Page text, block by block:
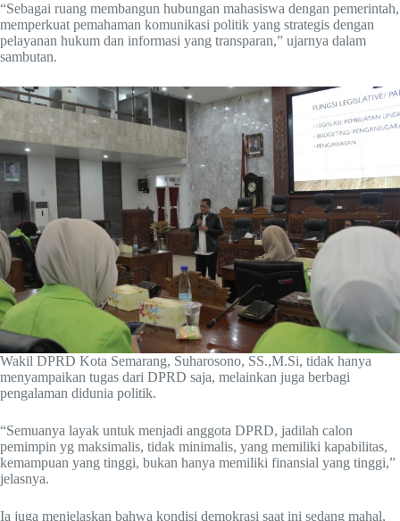
“Sebagai ruang membangun hubungan mahasiswa dengan pemerintah,
memperkuat pemahaman komunikasi politik yang strategis dengan
pelayanan hukum dan informasi yang transparan,” ujarnya dalam
sambutan.
Wakil DPRD Kota Semarang, Suharosono, SS.,M.Si, tidak hanya
menyampaikan tugas dari DPRD saja, melainkan juga berbagi
pengalaman didunia politik.
“Semuanya layak untuk menjadi anggota DPRD, jadilah calon
pemimpin yg maksimalis, tidak minimalis, yang memiliki kapabilitas,
kemampuan yang tinggi, bukan hanya memiliki finansial yang tinggi,”
jelasnya.
Ia juga menjelaskan bahwa kondisi demokrasi saat ini sedang mahal,